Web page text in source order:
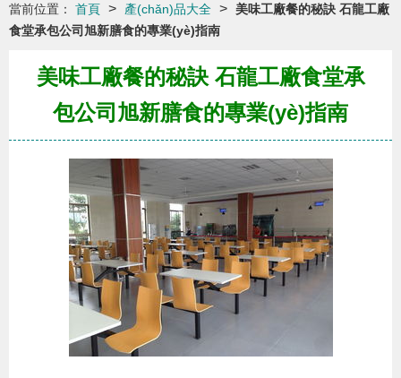
當前位置： 首頁 > 產(chǎn)品大全 > 美味工廠餐的秘訣 石龍工廠
食堂承包公司旭新膳食的專業(yè)指南
美味工廠餐的秘訣 石龍工廠食堂承
包公司旭新膳食的專業(yè)指南